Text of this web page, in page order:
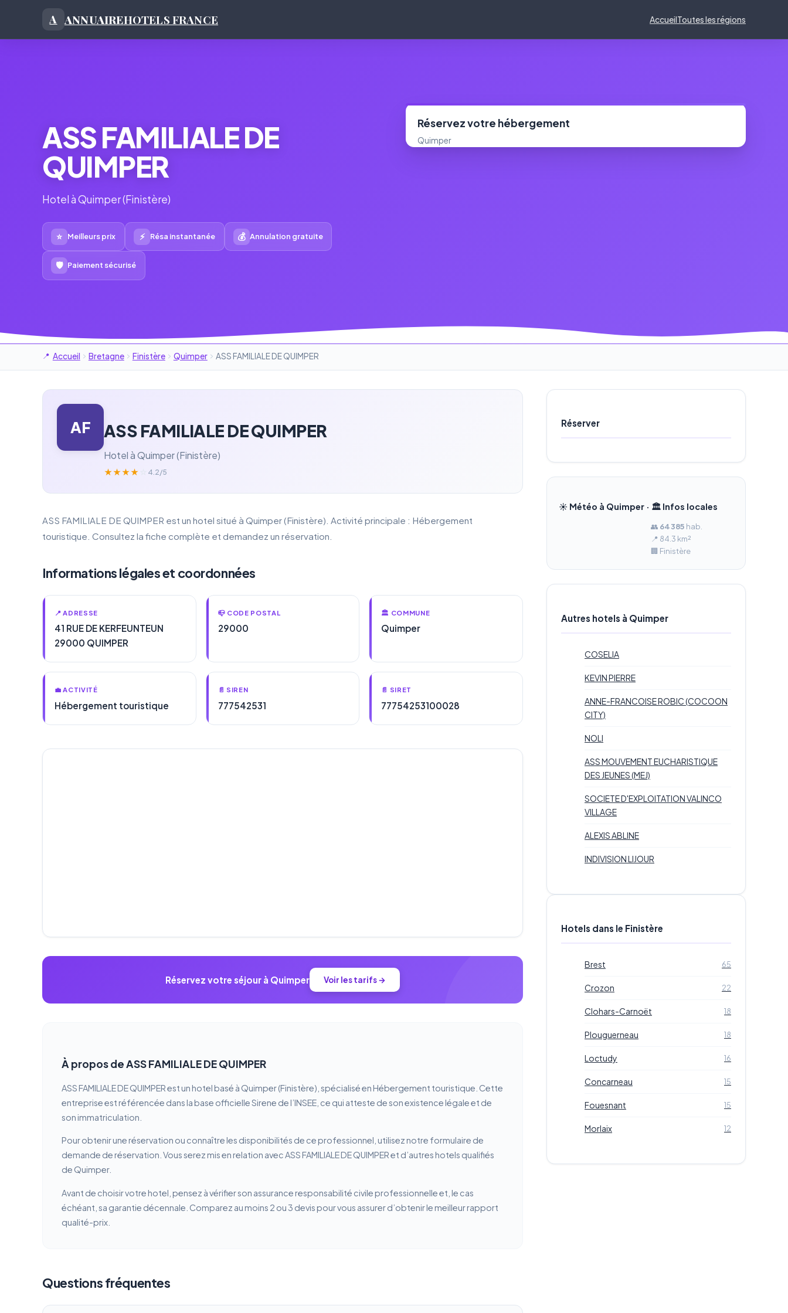
A ANNUAIREHOTELS FRANCE AccueilToutes les régions
ASS FAMILIALE DE
QUIMPER
Hotel à Quimper (Finistère)
⭐ Meilleurs prix ⚡ Résa instantanée 💰 Annulation gratuite
🛡 Paiement sécurisé
Réservez votre hébergement
Quimper
Accueil Bretagne Finistère Quimper ASS FAMILIALE DE QUIMPER
AF ASS FAMILIALE DE QUIMPER
Hotel à Quimper (Finistère)
★★★★ 4.2/5
ASS FAMILIALE DE QUIMPER est un hotel situé à Quimper (Finistère). Activité principale : Hébergement
touristique. Consultez la fiche complète et demandez un réservation.
Informations légales et coordonnées
📍 ADRESSE
41 RUE DE KERFEUNTEUN
29000 QUIMPER
📪 CODE POSTAL
29000
🏛️ COMMUNE
Quimper
💼 ACTIVITÉ
Hébergement touristique
📄 SIREN
777542531
📄 SIRET
77754253100028
Réservez votre séjour à Quimper Voir les tarifs →
À propos de ASS FAMILIALE DE QUIMPER
ASS FAMILIALE DE QUIMPER est un hotel basé à Quimper (Finistère), spécialisé en Hébergement touristique. Cette
entreprise est référencée dans la base officielle Sirene de l’INSEE, ce qui atteste de son existence légale et de
son immatriculation.
Pour obtenir une réservation ou connaître les disponibilités de ce professionnel, utilisez notre formulaire de
demande de réservation. Vous serez mis en relation avec ASS FAMILIALE DE QUIMPER et d’autres hotels qualifiés
de Quimper.
Avant de choisir votre hotel, pensez à vérifier son assurance responsabilité civile professionnelle et, le cas
échéant, sa garantie décennale. Comparez au moins 2 ou 3 devis pour vous assurer d’obtenir le meilleur rapport
qualité-prix.
Questions fréquentes
Réserver
☀️ Météo à Quimper · 🏛️ Infos locales
👥 64 385 hab.
📍 84.3 km²
🏢 Finistère
Autres hotels à Quimper
COSELIA
KEVIN PIERRE
ANNE-FRANCOISE ROBIC (COCOON
CITY)
NOLI
ASS MOUVEMENT EUCHARISTIQUE
DES JEUNES (MEJ)
SOCIETE D'EXPLOITATION VALINCO
VILLAGE
ALEXIS ABLINE
INDIVISION LIJOUR
Hotels dans le Finistère
Brest 65
Crozon 22
Clohars-Carnoët 18
Plouguerneau 18
Loctudy 16
Concarneau 15
Fouesnant 15
Morlaix 12